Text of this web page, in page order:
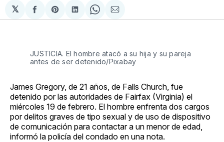
𝕏
Compartir
en
Share
on
Compartir
en
Share
on
Compartir
via
JUSTICIA. El hombre atacó a su hija y su pareja
antes de ser detenido/Pixabay
James Gregory, de 21 años, de Falls Church, fue
detenido por las autoridades de Fairfax (Virginia) el
miércoles 19 de febrero. El hombre enfrenta dos cargos
por delitos graves de tipo sexual y de uso de dispositivo
de comunicación para contactar a un menor de edad,
informó la policía del condado en una nota.